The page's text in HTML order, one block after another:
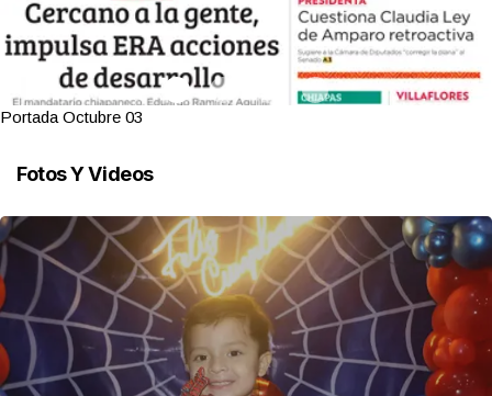
Portada Octubre 03
Fotos Y Videos